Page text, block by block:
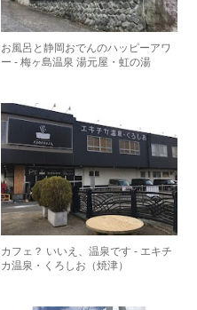
お風呂と静岡おでんのハッピーアワ
ー - 梅ヶ島温泉 湯元屋・虹の湯
カフェ？ いいえ、温泉です - エキチ
カ温泉・くろしお（焼津）